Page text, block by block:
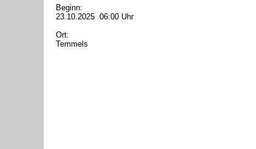
Beginn:
23.10.2025 06:00 Uhr
Ort:
Temmels